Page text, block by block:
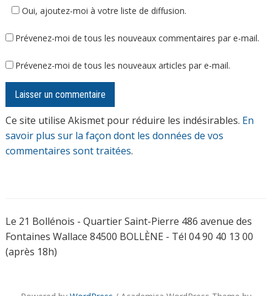
Oui, ajoutez-moi à votre liste de diffusion.
Prévenez-moi de tous les nouveaux commentaires par e-mail.
Prévenez-moi de tous les nouveaux articles par e-mail.
Ce site utilise Akismet pour réduire les indésirables. En
savoir plus sur la façon dont les données de vos
commentaires sont traitées.
Le 21 Bollénois - Quartier Saint-Pierre 486 avenue des
Fontaines Wallace 84500 BOLLÈNE - Tél 04 90 40 13 00
(après 18h)